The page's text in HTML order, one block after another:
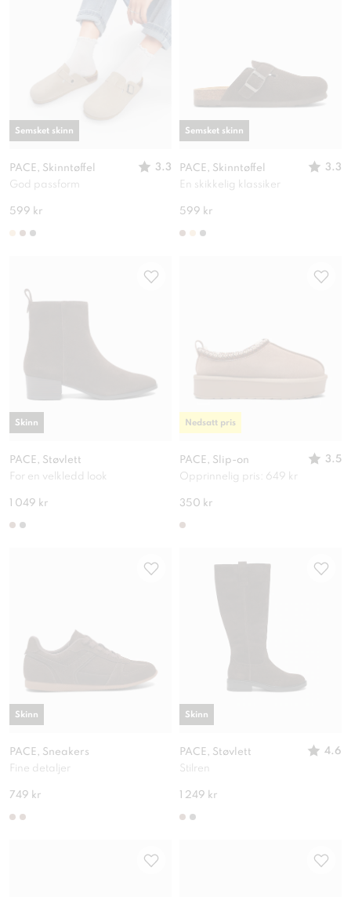
PACE, Skinntøffel
3.3
God passform
599 kr
Semsket skinn
PACE, Skinntøffel
3.3
En skikkelig klassiker
599 kr
Semsket skinn
PACE, Støvlett
For en velkledd look
1 049 kr
Skinn
PACE, Slip-on
3.5
Opprinnelig pris: 649 kr
350 kr
Nedsatt pris
PACE, Sneakers
Fine detaljer
749 kr
Skinn
PACE, Støvlett
4.6
Stilren
1 249 kr
Skinn